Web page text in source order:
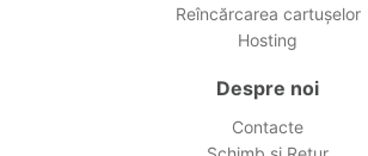
Reîncărcarea cartușelor
Hosting
Despre noi
Contacte